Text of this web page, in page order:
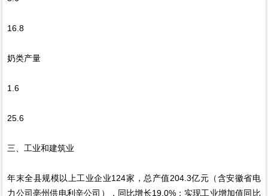
16.8
奶类产量
1.6
25.6
三、工业和建筑业
年末全县规模以上工业企业124家，总产值204.3亿元（含安徽省电
力公司亳州供电利辛公司），同比增长19.0%；实现工业增加值同比